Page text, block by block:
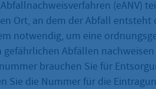
(eANV)
Ort, an dem der Abfall entsteht
notwendig, um eine
gefährlichen Abfällen
brauchen Sie für
Sie die Nummer für die